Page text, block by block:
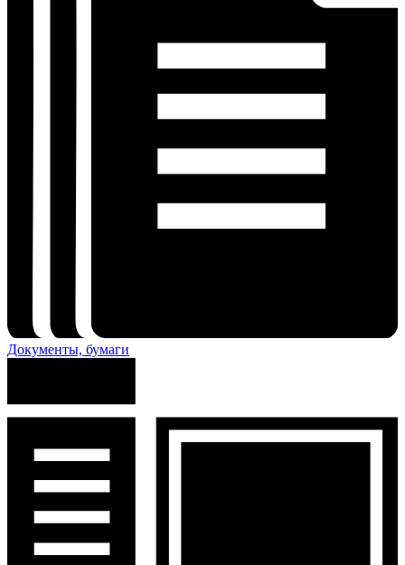
Документы, бумаги